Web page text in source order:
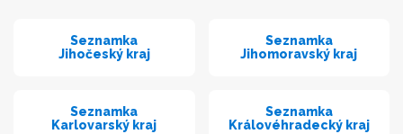
Seznamka
Jihočeský kraj
Seznamka
Jihomoravský kraj
Seznamka
Karlovarský kraj
Seznamka
Královéhradecký kraj